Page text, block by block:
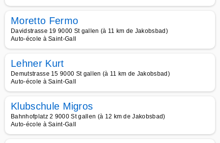
Moretto Fermo
Davidstrasse 19 9000 St gallen (à 11 km de Jakobsbad)
Auto-école à Saint-Gall
Lehner Kurt
Demutstrasse 15 9000 St gallen (à 11 km de Jakobsbad)
Auto-école à Saint-Gall
Klubschule Migros
Bahnhofplatz 2 9000 St gallen (à 12 km de Jakobsbad)
Auto-école à Saint-Gall